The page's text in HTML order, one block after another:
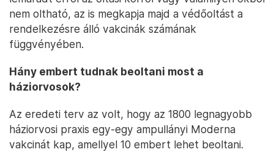
nem oltható, az is megkapja majd a védőoltást a
rendelkezésre álló vakcinák számának
függvényében.
Hány embert tudnak beoltani most a
háziorvosok?
Az eredeti terv az volt, hogy az 1800 legnagyobb
háziorvosi praxis egy-egy ampullányi Moderna
vakcinát kap, amellyel 10 embert lehet beoltani.